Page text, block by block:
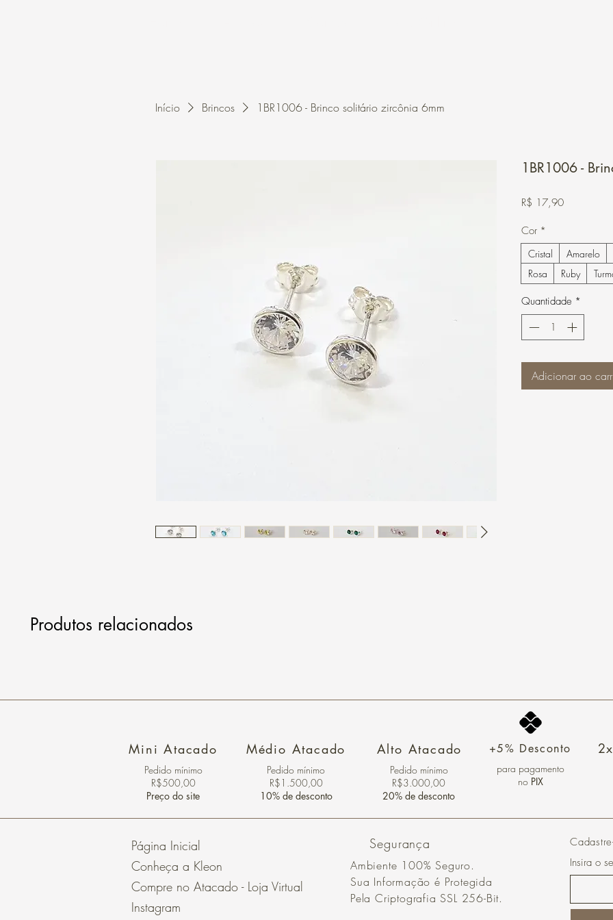
Início Brincos 1BR1006 - Brinco solitário zircônia 6mm
1BR1006 -
R$ 17,90Preço
Cor *
Cristal
Amarelo
Rosa
Ruby
Quantidade *
Adicionar ao
Produtos relacionados
Mini Atacado
Pedido ​mínimo
R$500,00
Preço do site
Médio Atacado
Pedido mínimo
R$1.500,00
10% de desconto
Alto Atacado
Pedido mínimo
R$3.000,00
20% de desconto
+5% Desconto
para pagamento
no PIX
Página Inicial
Conheça a Kleon
Compre no Atacado - Loja Virtual
Instagram
Segurança
Ambiente 100% Seguro.
Sua Informação é Protegida
Pela Criptografia SSL 256-Bit.
Insira o